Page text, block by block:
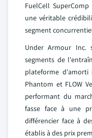
FuelCell
une véritable
segment
Under Armour Inc.
segments de
plateforme d'amorti
Phantom et FLOW
performant du
fasse face à une
différencier face à
établis à des prix